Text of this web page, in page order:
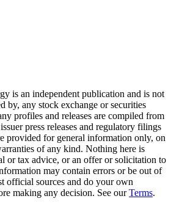
is an independent publication and is not
by, any stock exchange or securities
profiles and releases are compiled from
press releases and regulatory filings
provided for general information only, on
of any kind. Nothing here is
or tax advice, or an offer or solicitation to
may contain errors or be out of
official sources and do your own
making any decision. See ourTerms.